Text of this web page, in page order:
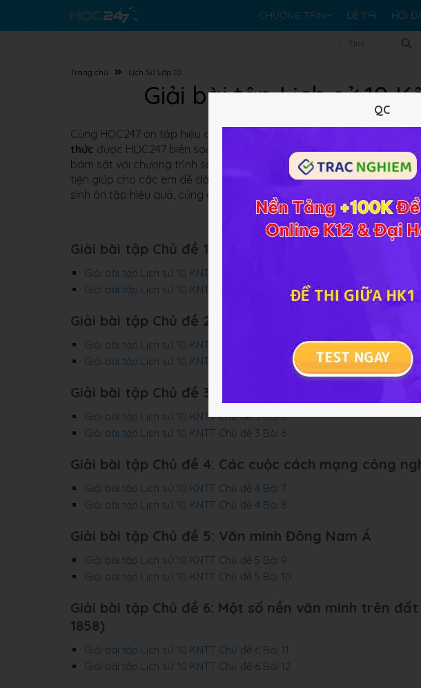
CHƯƠNG TRÌNH ĐỀ THI HỎI
Trang chủ Lịch Sử Lớp 10
Giải bài tập Lịch sử 10
Cùng HỌC247 ôn tập hiệu quả và củng cố kiến thức môn Lịch sử 10 với
thức được HỌC247 biên soạn bám sát với nội dung chương trình
bám sát với chương trình sách giáo khoa hiện hành, được sắp xếp
tiện giúp cho các em dễ dàng tham khảo và ôn tập. Hi vọng đây sẽ
sinh ôn tập hiệu quả, củng cố kiến thức, nâng cao và rèn luyện kỹ
Giải bài tập Chủ đề 1: Lịch sử và sử học
Giải bài tập Lịch sử 10 KNTT Chủ đề 1 Bài 1
Giải bài tập Lịch sử 10 KNTT Chủ đề 1 Bài 2
Giải bài tập Chủ đề 2: Vai trò của sử học
Giải bài tập Lịch sử 10 KNTT Chủ đề 2 Bài 3
Giải bài tập Lịch sử 10 KNTT Chủ đề 2 Bài 4
Giải bài tập Chủ đề 3: Một số nền văn minh thế giới
Giải bài tập Lịch sử 10 KNTT Chủ đề 3 Bài 5
Giải bài tập Lịch sử 10 KNTT Chủ đề 3 Bài 6
Giải bài tập Chủ đề 4: Các cuộc cách mạng công
Giải bài tập Lịch sử 10 KNTT Chủ đề 4 Bài 7
Giải bài tập Lịch sử 10 KNTT Chủ đề 4 Bài 8
Giải bài tập Chủ đề 5: Văn minh Đông Nam Á
Giải bài tập Lịch sử 10 KNTT Chủ đề 5 Bài 9
Giải bài tập Lịch sử 10 KNTT Chủ đề 5 Bài 10
Giải bài tập Chủ đề 6: Một số nền văn minh trên
1858)
Giải bài tập Lịch sử 10 KNTT Chủ đề 6 Bài 11
Giải bài tập Lịch sử 10 KNTT Chủ đề 6 Bài 12
QC